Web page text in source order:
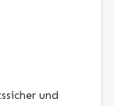
und